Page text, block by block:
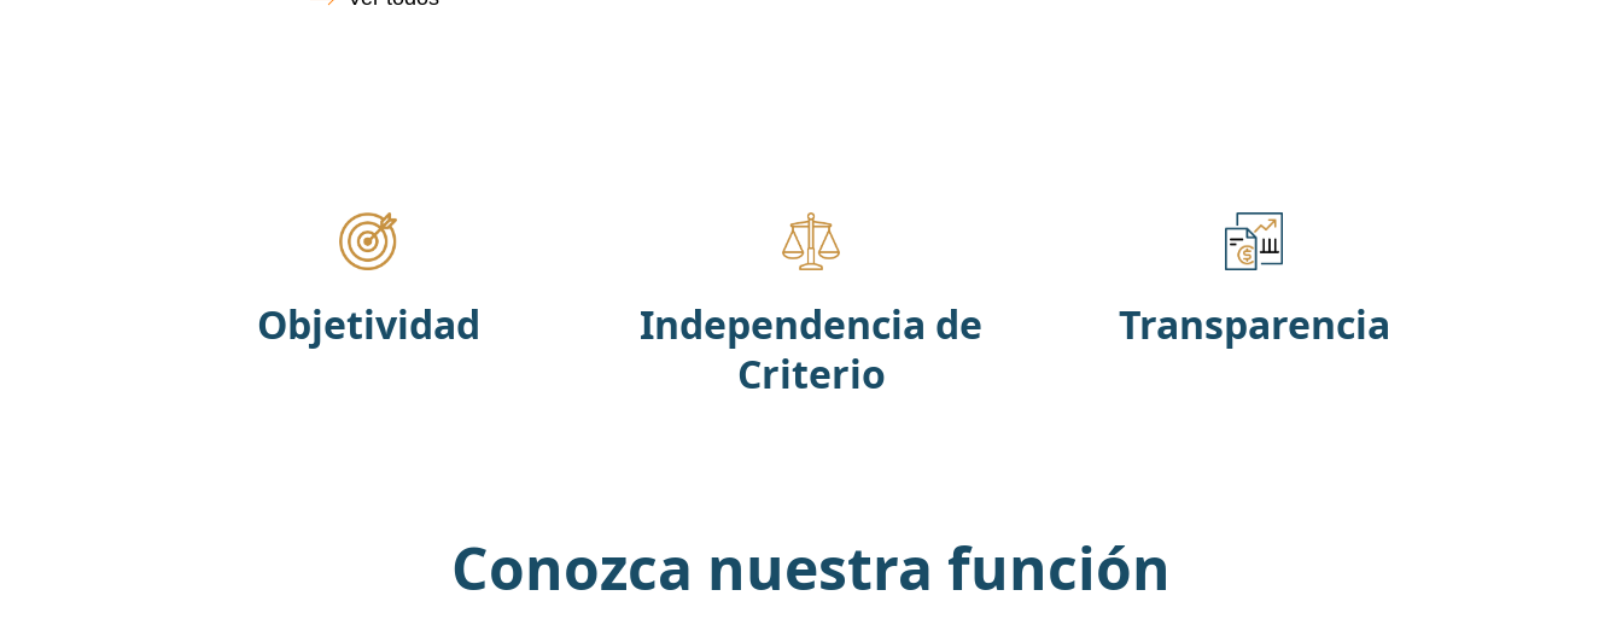
Objetividad
Independencia de
Criterio
Transparencia
Conozca nuestra función